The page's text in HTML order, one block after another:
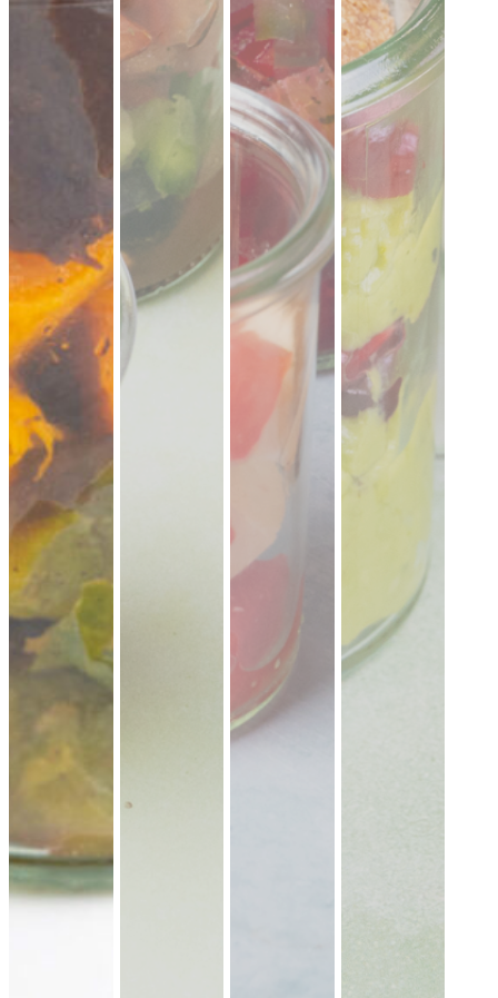
weicher Hefeteig · ideal zum füllen, dippen
& teilen.Fingerfood · für Mezze & Buffets
ab 17,00 € für 20 ×
(inkl. MwSt.)
Mini Falafel Bites
100 % Kichererbsen, fein gewürzt, mit
cremigem Tahini.pflanzlich · ideal für
Events & Buffets
19,90 € für 1 ×
(inkl. MwSt.)
Falafel mit Tahini
knusprige Falafel aus Kichererbsen mit
frischem Koriander & Tahini.
Fingerfood
ideal für Mezze & Buffets
35er Falafel-Halloumi Mix
vegan
Falafel und Halloumi mit zwei Soßen ·
kräftig, handgemacht, zum teilen.
· für Buffets & Veranstaltungen
Dubai Halloumi Platte (20 Stück)